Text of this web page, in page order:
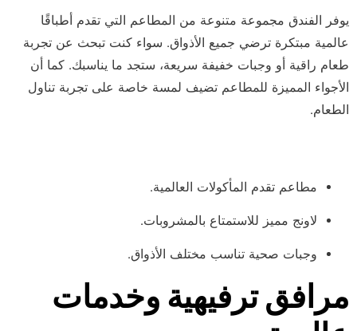
يوفر الفندق مجموعة متنوعة من المطاعم التي تقدم أطباقًا
عالمية مبتكرة ترضي جميع الأذواق. سواء كنت تبحث عن تجربة
طعام راقية أو وجبات خفيفة سريعة، ستجد ما يناسبك. كما أن
الأجواء المميزة للمطاعم تضيف لمسة خاصة على تجربة تناول
الطعام.
مطاعم تقدم المأكولات العالمية.
لاونج مميز للاستمتاع بالمشروبات.
وجبات صحية تناسب مختلف الأذواق.
مرافق ترفيهية وخدمات